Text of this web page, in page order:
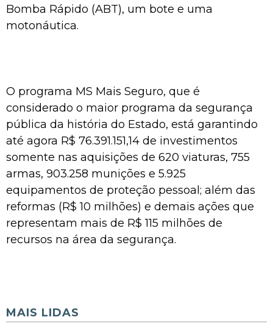
Bomba Rápido (ABT), um bote e uma
motonáutica.
O programa MS Mais Seguro, que é
considerado o maior programa da segurança
pública da história do Estado, está garantindo
até agora R$ 76.391.151,14 de investimentos
somente nas aquisições de 620 viaturas, 755
armas, 903.258 munições e 5.925
equipamentos de proteção pessoal; além das
reformas (R$ 10 milhões) e demais ações que
representam mais de R$ 115 milhões de
recursos na área da segurança.
MAIS LIDAS